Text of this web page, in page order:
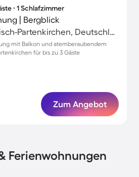
∙ 1 Schlafzimmer
| Bergblick
Oberau, Garmisch-Partenkirchen, Deutschland
mit Balkon und atemberaubendem
für bis zu 3 Gäste
Zum Angebot
Ferienwohnungen